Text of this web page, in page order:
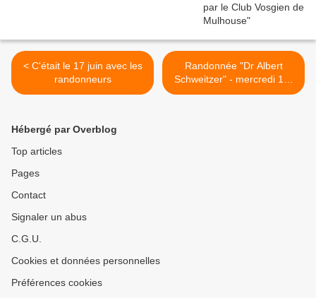
< C'était le 17 juin avec les
randonneurs
Randonnée "Dr Albert
Schweitzer" - mercredi 1er
juillet 2020 >
Hébergé par Overblog
Top articles
Pages
Contact
Signaler un abus
C.G.U.
Cookies et données personnelles
Préférences cookies